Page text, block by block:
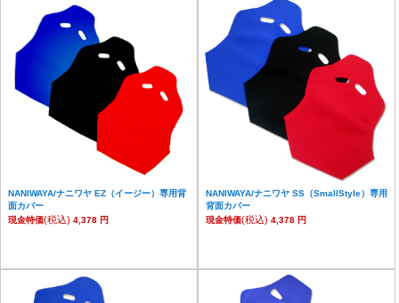
NANIWAYA/ナニワヤ EZ（イージー）専用背
面カバー
現金特価(税込) 4,378 円
NANIWAYA/ナニワヤ SS（SmallStyle）専用
背面カバー
現金特価(税込) 4,378 円